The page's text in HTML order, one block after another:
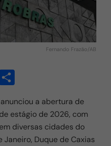
Fernando Frazão/AB
h
ar
e
anunciou a abertura de
estágio de 2026, com
diversas cidades do
Janeiro, Duque de Caxias